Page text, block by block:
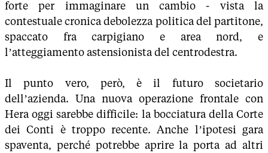
forte per immaginare un cambio - vista la
contestuale cronica debolezza politica del partitone,
spaccato fra carpigiano e area nord, e
l’atteggiamento astensionista del centrodestra.
Il punto vero, però, è il futuro societario
dell’azienda. Una nuova operazione frontale con
Hera oggi sarebbe difficile: la bocciatura della Corte
dei Conti è troppo recente. Anche l’ipotesi gara
spaventa, perché potrebbe aprire la porta ad altri